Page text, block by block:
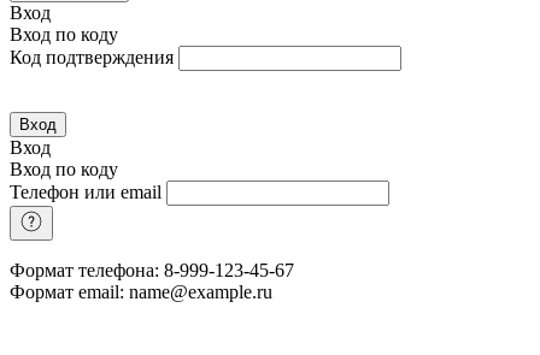
Вход
Вход по коду
Код подтверждения
Вход
Вход
Вход по коду
Телефон или email
Формат телефона: 8-999-123-45-67
Формат email: name@example.ru